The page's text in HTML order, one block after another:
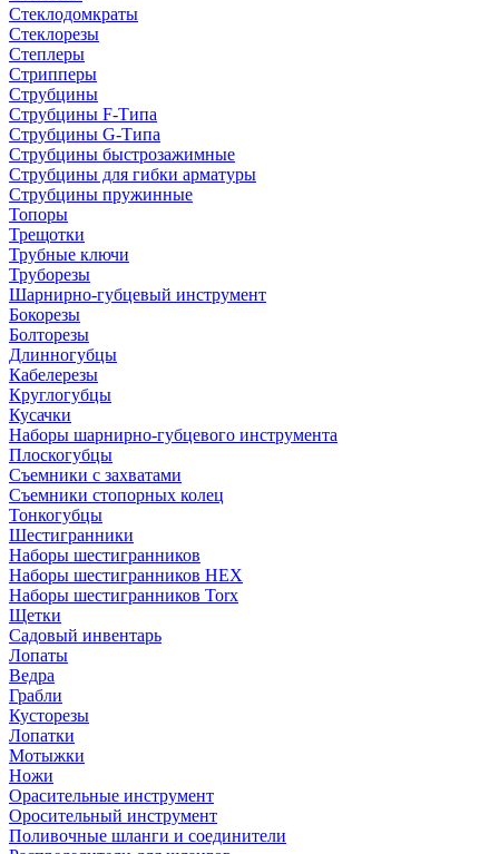
Стеклодомкраты
Стеклорезы
Степлеры
Стрипперы
Струбцины
Струбцины F-Типа
Струбцины G-Типа
Струбцины быстрозажимные
Струбцины для гибки арматуры
Струбцины пружинные
Топоры
Трещотки
Трубные ключи
Труборезы
Шарнирно-губцевый инструмент
Бокорезы
Болторезы
Длинногубцы
Кабелерезы
Круглогубцы
Кусачки
Наборы шарнирно-губцевого инструмента
Плоскогубцы
Съемники с захватами
Съемники стопорных колец
Тонкогубцы
Шестигранники
Наборы шестигранников
Наборы шестигранников HEX
Наборы шестигранников Torx
Щетки
Садовый инвентарь
Лопаты
Ведра
Грабли
Кусторезы
Лопатки
Мотыжки
Ножи
Орасительные инструмент
Оросительный инструмент
Поливочные шланги и соединители